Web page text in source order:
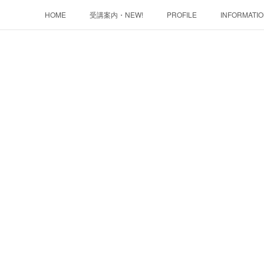
HOME 受講案内・NEW! PROFILE